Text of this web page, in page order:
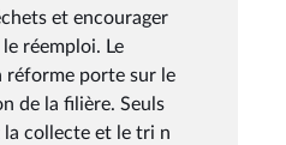
et encourager
réemploi. Le
réforme porte sur le
de la filière. Seuls
collecte et le tri n